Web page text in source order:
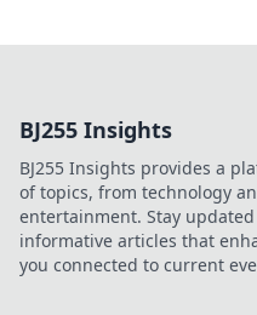
BJ255 Insights
BJ255 Insights provides a
of topics, from technology
entertainment. Stay
informative articles that
you connected to current